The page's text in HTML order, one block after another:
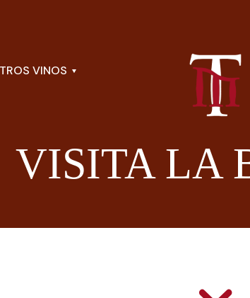
VINOS
VISITA LA